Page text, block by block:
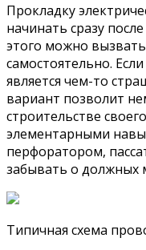
Прокладку
начинать сразу
этого можно
самостоятельно.
является чем-то
вариант позволит
строительстве
элементарными
перфоратором,
забывать о должных
Типичная схема